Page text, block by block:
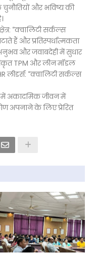
चुनौतियों और भविष्य की
“क्वालिटी सर्कल्स
हैं और प्रतिस्पर्धात्मकता
अनुभव और जवाबदेही में सुधार
TPM और लीन मॉडल
लीडर्स: “क्वालिटी सर्कल्स
अकादमिक जीवन में
अपनाने के लिए प्रेरित